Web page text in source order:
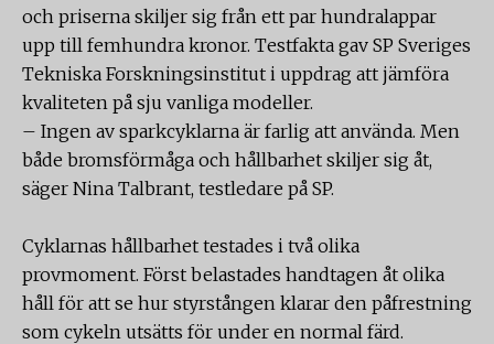
och priserna skiljer sig från ett par hundralappar
upp till femhundra kronor. Testfakta gav SP Sveriges
Tekniska Forskningsinstitut i uppdrag att jämföra
kvaliteten på sju vanliga modeller.
– Ingen av sparkcyklarna är farlig att använda. Men
både bromsförmåga och hållbarhet skiljer sig åt,
säger Nina Talbrant, testledare på SP.
Cyklarnas hållbarhet testades i två olika
provmoment. Först belastades handtagen åt olika
håll för att se hur styrstången klarar den påfrestning
som cykeln utsätts för under en normal färd.